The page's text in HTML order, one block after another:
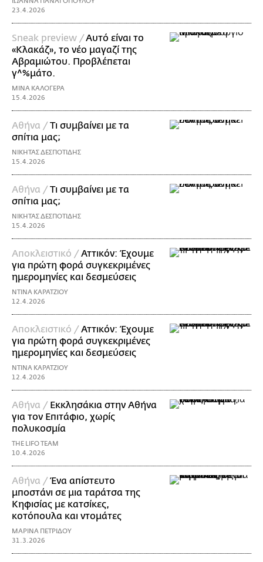
23.4.2026
Sneak preview /Aυτό είναι το
«Κλακάζ», το νέο μαγαζί της
Αβραμιώτου. Προβλέπεται
γ^%μάτο.
ΜΙΝΑ ΚΑΛΟΓΕΡΑ
15.4.2026
Aθήνα /Τι συμβαίνει με τα
σπίτια μας;
ΝΙΚΗΤΑΣ ΔΕΣΠΟΤΙΔΗΣ
15.4.2026
Aθήνα /Τι συμβαίνει με τα
σπίτια μας;
ΝΙΚΗΤΑΣ ΔΕΣΠΟΤΙΔΗΣ
15.4.2026
Αποκλειστικό /Αττικόν: Έχουμε
για πρώτη φορά συγκεκριμένες
ημερομηνίες και δεσμεύσεις
ΝΤΙΝΑ ΚΑΡΑΤΖΙΟΥ
12.4.2026
Αποκλειστικό /Αττικόν: Έχουμε
για πρώτη φορά συγκεκριμένες
ημερομηνίες και δεσμεύσεις
ΝΤΙΝΑ ΚΑΡΑΤΖΙΟΥ
12.4.2026
Αθήνα / Εκκλησάκια στην Αθήνα
για τον Επιτάφιο, χωρίς
πολυκοσμία
THE LIFO TEAM
10.4.2026
Αθήνα /Ένα απίστευτο
μποστάνι σε μια ταράτσα της
Κηφισίας με κατσίκες,
κοτόπουλα και ντομάτες
ΜΑΡΙΝΑ ΠΕΤΡΙΔΟΥ
31.3.2026